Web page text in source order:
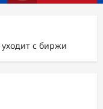
с биржи